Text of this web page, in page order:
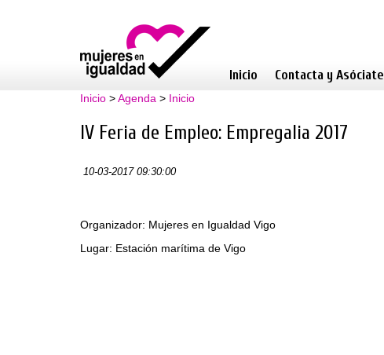
Inicio Contacta y Asóciate
Inicio >Agenda > Inicio
IV Feria de Empleo: Empregalia 2017
10-03-2017 09:30:00
Organizador: Mujeres en Igualdad Vigo
Lugar: Estación marítima de Vigo